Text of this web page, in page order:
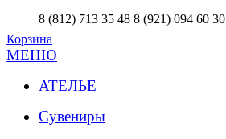
8 (812) 713 35 48 8 (921) 094 60 30
Корзина
МЕНЮ
АТЕЛЬЕ
Сувениры